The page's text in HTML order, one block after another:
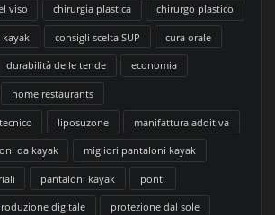
viso chirurgia plastica chirurgo plastico
consigli scelta SUP cura orale
durabilità delle tende economia
home restaurants
liposuzone manifattura additiva
da kayak migliori pantaloni kayak
pantaloni kayak ponti
digitale protezione dal sole